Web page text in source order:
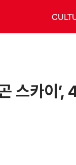
스카이